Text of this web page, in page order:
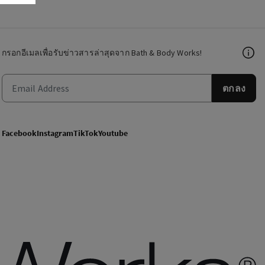
กรอกอีเมลเพื่อรับข่าวสารล่าสุดจาก Bath & Body Works!
ตกลง
FacebookInstagramTikTokYoutube